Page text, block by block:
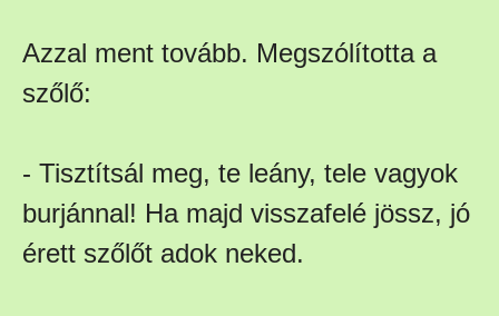
Azzal ment tovább. Megszólította a
szőlő:
- Tisztítsál meg, te leány, tele vagyok
burjánnal! Ha majd visszafelé jössz, jó
érett szőlőt adok neked.